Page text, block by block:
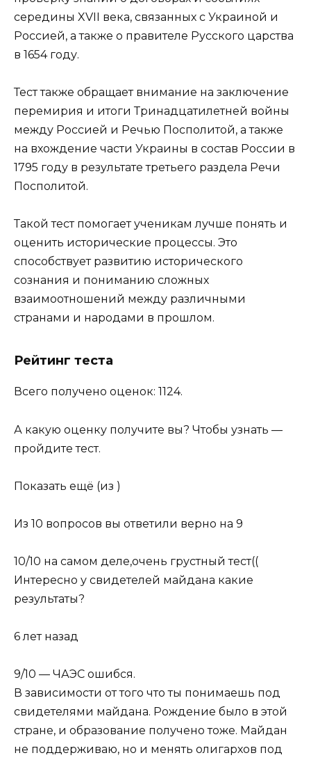
середины XVII века, связанных с Украиной и
Россией, а также о правителе Русского царства
в 1654 году.
Тест также обращает внимание на заключение
перемирия и итоги Тринадцатилетней войны
между Россией и Речью Посполитой, а также
на вхождение части Украины в состав России в
1795 году в результате третьего раздела Речи
Посполитой.
Такой тест помогает ученикам лучше понять и
оценить исторические процессы. Это
способствует развитию исторического
сознания и пониманию сложных
взаимоотношений между различными
странами и народами в прошлом.
Рейтинг теста
Всего получено оценок: 1124.
А какую оценку получите вы? Чтобы узнать —
пройдите тест.
Показать ещё (из )
Из 10 вопросов вы ответили верно на 9
10/10 на самом деле,очень грустный тест((
Интересно у свидетелей майдана какие
результаты?
6 лет назад
9/10 — ЧАЭС ошибся.
В зависимости от того что ты понимаешь под
свидетелями майдана. Рождение было в этой
стране, и образование получено тоже. Майдан
не поддерживаю, но и менять олигархов под